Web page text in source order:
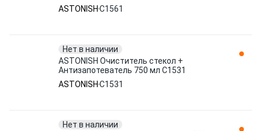
ASTONISH C1561
Нет в наличии
ASTONISH Очиститель стекол +
Антизапотеватель 750 мл C1531
ASTONISH C1531
Нет в наличии